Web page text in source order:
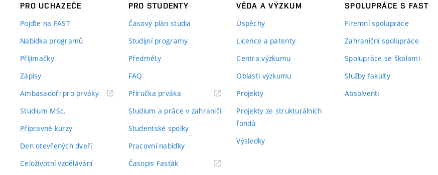
PRO UCHAZEČE
Pojďte na FAST
Nabídka programů
Přijímačky
Zápisy
Ambasadoři pro prváky(externí
Studium MSc.
Přípravné kurzy
Den otevřených dveří
Celoživotní vzdělávání
PRO STUDENTY
Časový plán studia
Studijní programy
Předměty
FAQ
Příručka prváka(externí
Studium a práce v zahraničí
Studentské spolky
Pracovní nabídky
Časopis Fasťák(externí
VĚDA A VÝZKUM
Úspěchy
Licence a patenty
Centra výzkumu
Oblasti výzkumu
Projekty
Projekty ze strukturálních
fondů
Výsledky
SPOLUPRÁCE S FAST
Firemní spolupráce
Zahraniční spolupráce
Spolupráce se školami
Služby fakulty
Absolventi